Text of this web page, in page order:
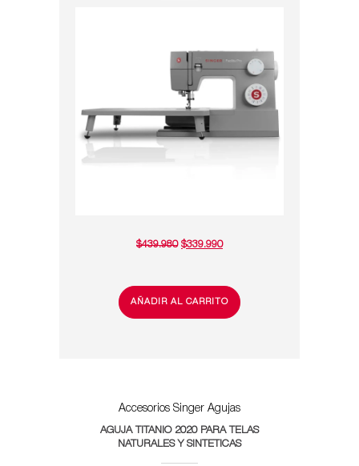
$439.980 EL
$439.980.
$339.990EL
$339.990.
AÑADIR AL CARRITO
Accesorios Singer Agujas
AGUJA TITANIO 2020 PARA TELAS
NATURALES Y SINTETICAS